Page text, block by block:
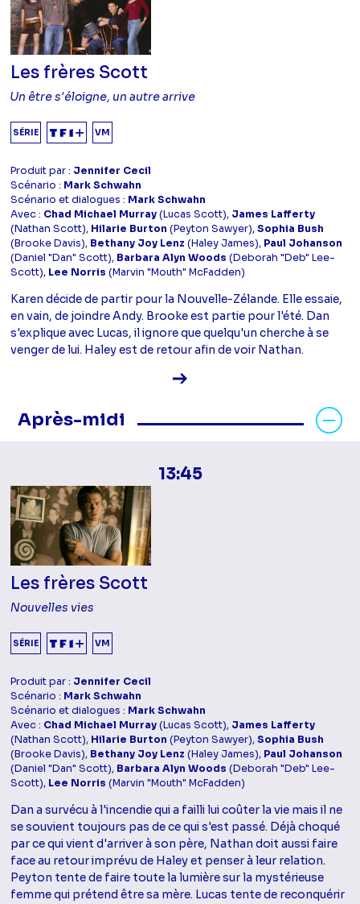
Les frères Scott
Un être s'éloigne, un autre arrive
SÉRIE VM
Produit par : Jennifer Cecil
Scénario : Mark Schwahn
Scénario et dialogues : Mark Schwahn
Avec : Chad Michael Murray(Lucas Scott), James Lafferty
(Nathan Scott), Hilarie Burton (Peyton Sawyer),Sophia Bush
(Brooke Davis), Bethany Joy Lenz (Haley James), Paul Johanson
(Daniel "Dan" Scott), Barbara Alyn Woods (Deborah "Deb" Lee-
Scott), Lee Norris (Marvin "Mouth" McFadden)
Karen décide de partir pour la Nouvelle-Zélande. Elle essaie,
en vain, de joindre Andy. Brooke est partie pour l'été. Dan
s'explique avec Lucas, il ignore que quelqu'un cherche à se
venger de lui. Haley est de retour afin de voir Nathan.
Voir la fiche diffusion
Après-midi
Masquer les programmes Après-
13:45
Les frères Scott
Nouvelles vies
SÉRIE VM
Produit par : Jennifer Cecil
Scénario : Mark Schwahn
Scénario et dialogues : Mark Schwahn
Avec : Chad Michael Murray(Lucas Scott), James Lafferty
(Nathan Scott), Hilarie Burton (Peyton Sawyer),Sophia Bush
(Brooke Davis), Bethany Joy Lenz (Haley James), Paul Johanson
(Daniel "Dan" Scott), Barbara Alyn Woods (Deborah "Deb" Lee-
Scott), Lee Norris (Marvin "Mouth" McFadden)
Dan a survécu à l'incendie qui a failli lui coûter la vie mais il ne
se souvient toujours pas de ce qui s'est passé. Déjà choqué
par ce qui vient d'arriver à son père, Nathan doit aussi faire
face au retour imprévu de Haley et penser à leur relation.
Peyton tente de faire toute la lumière sur la mystérieuse
femme qui prétend être sa mère. Lucas tente de reconquérir